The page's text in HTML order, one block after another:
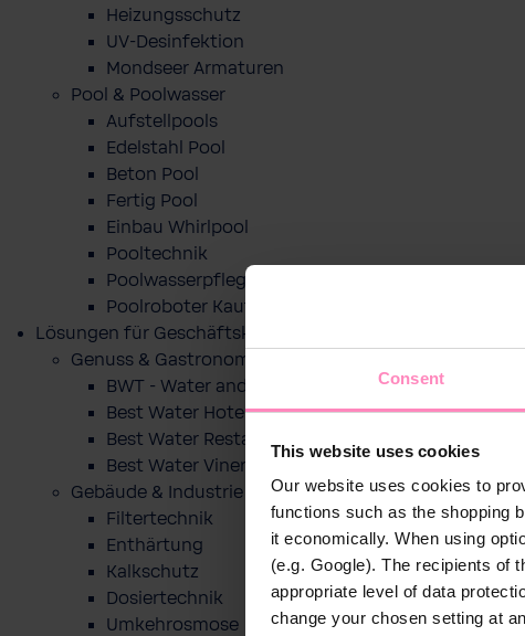
Consent
This website uses cookies
Our website uses cookies to
functions such as the shopping
it economically. When using
(e.g. Google). The recipients of
appropriate level of data
change your chosen setting at
Heizungsschutz
UV-Desinfektion
Mondseer Armaturen
Pool & Poolwasser
Aufstellpools
Edelstahl Pool
Beton Pool
Fertig Pool
Einbau Whirlpool
Pooltechnik
Poolwasserpflege
Poolroboter Kaufberatung und Tipps
Lösungen für Geschäftskunden
Genuss & Gastronomie
BWT - Water and more
Best Water Hotel
Best Water Restaurant
Best Water Vinery
Gebäude & Industrie
Filtertechnik
Enthärtung
Kalkschutz
Dosiertechnik
Umkehrosmose